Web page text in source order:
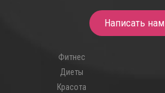
Написать нам
Фитнес
Диеты
Красота